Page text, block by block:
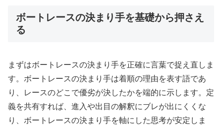
ボートレースの決まり手を基礎から押さえ
る
まずはボートレースの決まり手を正確に言葉で捉え直しま
す。ボートレースの決まり手は着順の理由を表す語であ
り、レースのどこで優劣が決したかを端的に示します。定
義を共有すれば、進入や出目の解釈にブレが出にくくな
り、ボートレースの決まり手を軸にした思考が安定しま